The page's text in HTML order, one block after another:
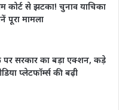
कोर्ट से झटका! चुनाव याचिका
पूरा मामला
सरकार का बड़ा एक्शन, कड़े
प्लेटफॉर्म्स की बढ़ी